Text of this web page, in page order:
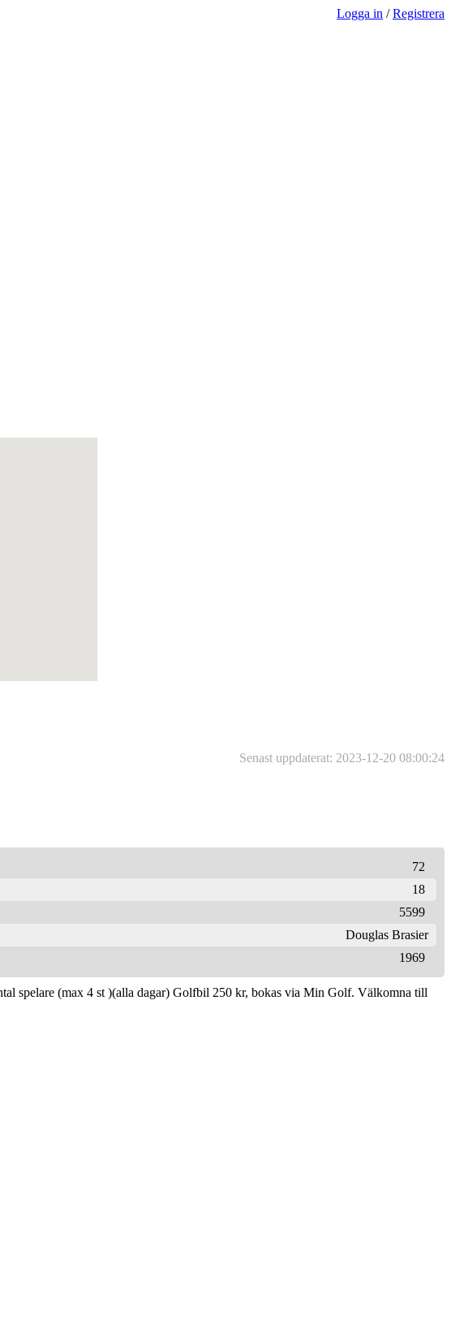
Logga in /Registrera
Senast uppdaterat: 2023-12-20 08:00:24
72
18
5599
Douglas Brasier
1969
spelare (max 4 st )(alla dagar) Golfbil 250 kr, bokas via Min Golf. Välkomna till